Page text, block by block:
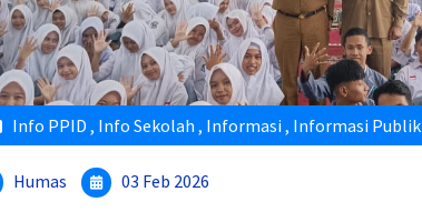
Info PPID , Info Sekolah , Informasi, Informasi Publik
Humas 03 Feb 2026